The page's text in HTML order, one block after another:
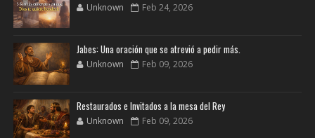
Unknown Feb 24, 2026
Jabes: Una oración que se atrevió a pedir más.
Unknown Feb 09, 2026
Restaurados e Invitados a la mesa del Rey
Unknown Feb 09, 2026